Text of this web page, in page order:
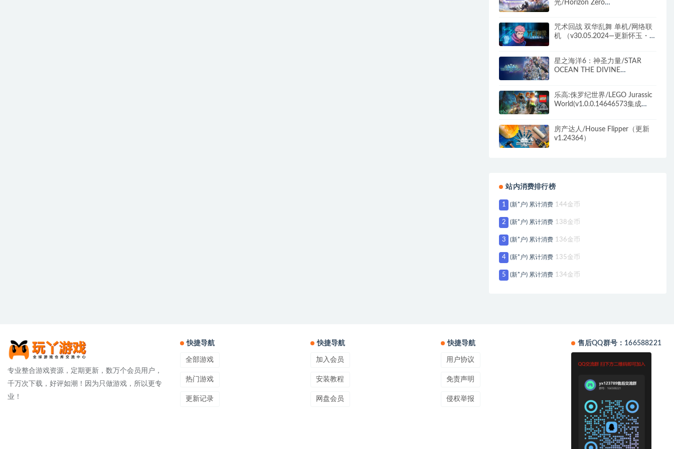
光/Horizon Zero
咒术回战 双华乱舞 单机/网络联
机 （v30.05.2024—更新怀玉・
星之海洋6：神圣力量/STAR
OCEAN THE DIVINE
乐高:侏罗纪世界/LEGO Jurassic
World(v1.0.0.14646573集成
房产达人/House Flipper（更新
v1.24364）
站内消费排行榜
1 (新*户) 累计消费 144金币
2 (新*户) 累计消费 138金币
3 (新*户) 累计消费 136金币
4 (新*户) 累计消费 135金币
5 (新*户) 累计消费 134金币
专业整合游戏资源，定期更新，数万个会员用户，
千万次下载，好评如潮！因为只做游戏，所以更专
业！
快捷导航
全部游戏
热门游戏
更新记录
快捷导航
加入会员
安装教程
网盘会员
快捷导航
用户协议
免责声明
侵权举报
售后QQ群号：166588221